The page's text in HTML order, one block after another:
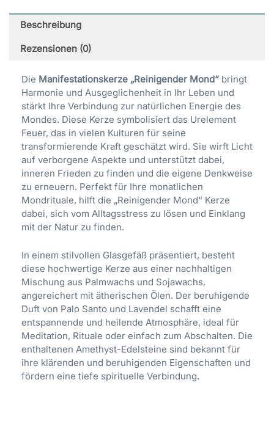
Beschreibung
Rezensionen (0)
Die Manifestationskerze „Reinigender Mond“ bringt
Harmonie und Ausgeglichenheit in Ihr Leben und
stärkt Ihre Verbindung zur natürlichen Energie des
Mondes. Diese Kerze symbolisiert das Urelement
Feuer, das in vielen Kulturen für seine
transformierende Kraft geschätzt wird. Sie wirft Licht
auf verborgene Aspekte und unterstützt dabei,
inneren Frieden zu finden und die eigene Denkweise
zu erneuern. Perfekt für Ihre monatlichen
Mondrituale, hilft die „Reinigender Mond“ Kerze
dabei, sich vom Alltagsstress zu lösen und Einklang
mit der Natur zu finden.
In einem stilvollen Glasgefäß präsentiert, besteht
diese hochwertige Kerze aus einer nachhaltigen
Mischung aus Palmwachs und Sojawachs,
angereichert mit ätherischen Ölen. Der beruhigende
Duft von Palo Santo und Lavendel schafft eine
entspannende und heilende Atmosphäre, ideal für
Meditation, Rituale oder einfach zum Abschalten. Die
enthaltenen Amethyst-Edelsteine sind bekannt für
ihre klärenden und beruhigenden Eigenschaften und
fördern eine tiefe spirituelle Verbindung.